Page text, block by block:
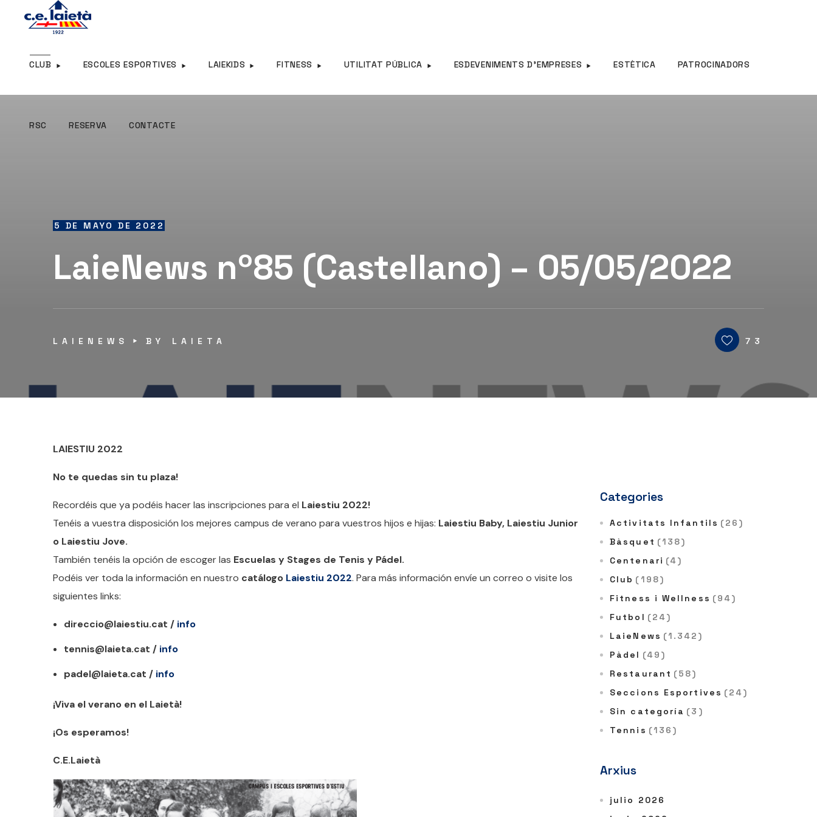
CLUB ESCOLES ESPORTIVES LAIEKIDS FITNESS UTILITAT PÚBLICA ESDEVENIMENTS D’EMPRESES ESTÈTICA PATROCINADORS
RSC RESERVA CONTACTE
RSC RESERVA
5 DE MAYO DE 2022
LaieNews nº85 (Castellano) – 05/05/2022
LAIENEWS BY LAIETA 73
LAIESTIU 2022
No te quedas sin tu plaza!
Recordéis que ya podéis hacer las inscripciones para el Laiestiu 2022!
Tenéis a vuestra disposición los mejores campus de verano para vuestros hijos e hijas: Laiestiu Baby, Laiestiu Junior
o Laiestiu Jove.
También tenéis la opción de escoger las Escuelas y Stages de Tenis y Pádel.
Podéis ver toda la información en nuestro catálogo Laiestiu 2022. Para más información envíe un correo o visite los
siguientes links:
direccio@laiestiu.cat / info
tennis@laieta.cat / info
padel@laieta.cat / info
¡Viva el verano en el Laietà!
¡Os esperamos!
C.E.Laietà
Categories
Activitats Infantils (26)
Bàsquet (138)
Centenari (4)
Club (198)
Fitness i Wellness (94)
Futbol (24)
LaieNews (1.342)
Pàdel (49)
Restaurant (58)
Seccions Esportives (24)
Sin categoría (3)
Tennis (136)
Arxius
julio 2026